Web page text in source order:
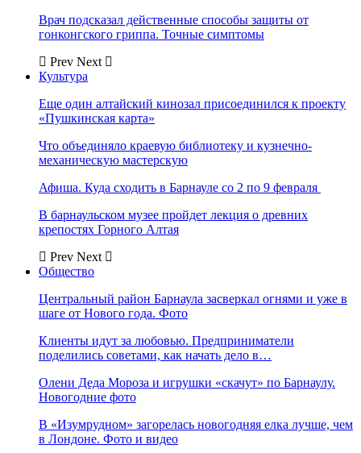
Врач подсказал действенные способы защиты от
гонконгского гриппа. Точные симптомы
Prev Next
Культура
Еще один алтайский кинозал присоединился к проекту
«Пушкинская карта»
Что объединяло краевую библиотеку и кузнечно-
механическую мастерскую
Афиша. Куда сходить в Барнауле со 2 по 9 февраля
В барнаульском музее пройдет лекция о древних
крепостях Горного Алтая
Prev Next
Общество
Центральный район Барнаула засверкал огнями и уже в
шаге от Нового года. Фото
Клиенты идут за любовью. Предприниматели
поделились советами, как начать дело в…
Олени Деда Мороза и игрушки «скачут» по Барнаулу.
Новогодние фото
В «Изумрудном» загорелась новогодняя елка лучше, чем
в Лондоне. Фото и видео